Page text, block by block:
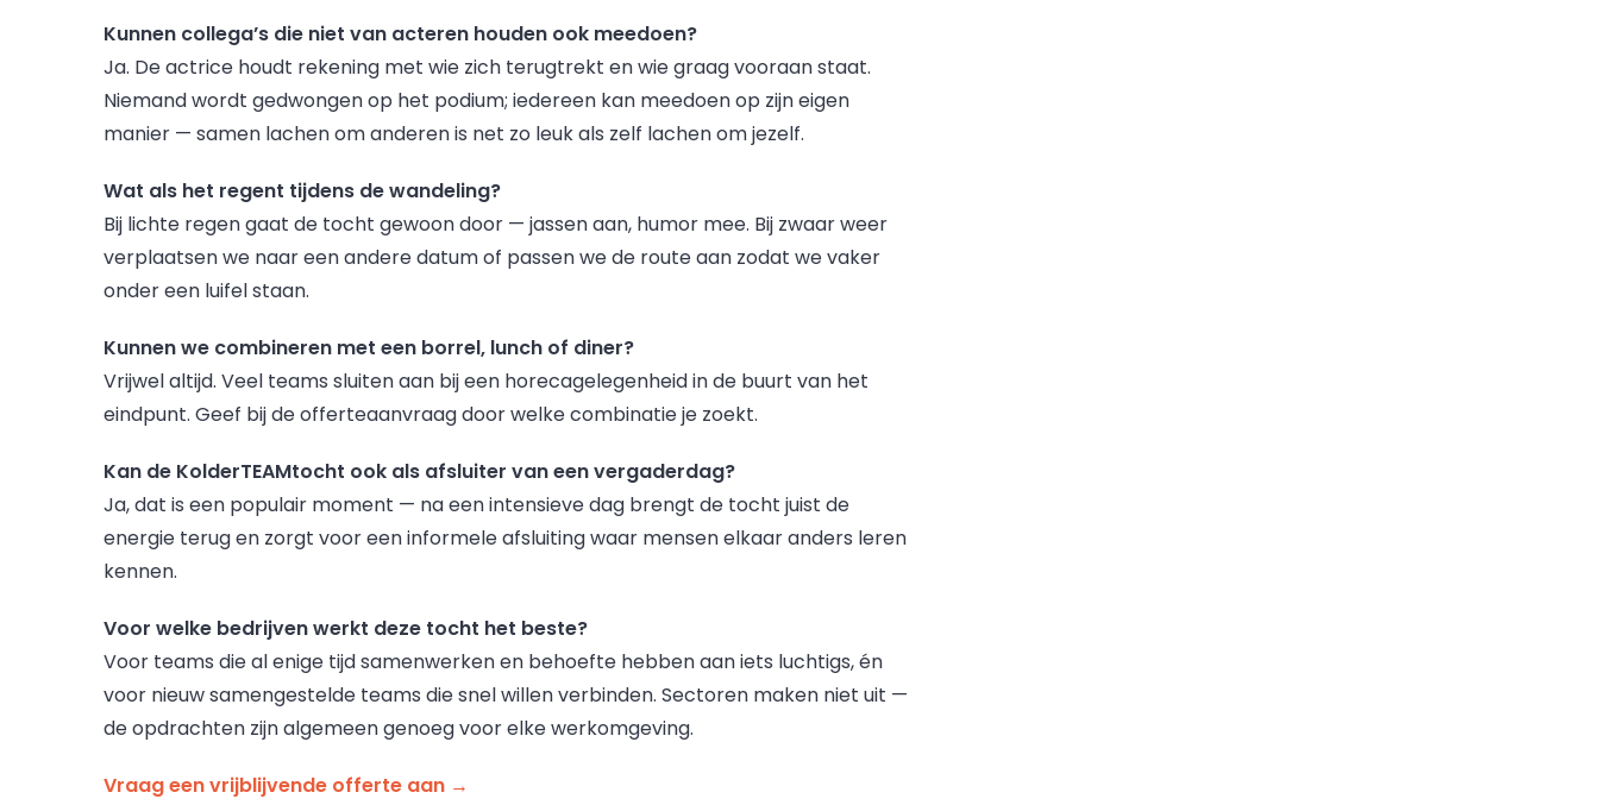
Kunnen collega’s die niet van acteren houden ook meedoen?
Ja. De actrice houdt rekening met wie zich terugtrekt en wie graag vooraan staat.
Niemand wordt gedwongen op het podium; iedereen kan meedoen op zijn eigen
manier — samen lachen om anderen is net zo leuk als zelf lachen om jezelf.
Wat als het regent tijdens de wandeling?
Bij lichte regen gaat de tocht gewoon door — jassen aan, humor mee. Bij zwaar weer
verplaatsen we naar een andere datum of passen we de route aan zodat we vaker
onder een luifel staan.
Kunnen we combineren met een borrel, lunch of diner?
Vrijwel altijd. Veel teams sluiten aan bij een horecagelegenheid in de buurt van het
eindpunt. Geef bij de offerteaanvraag door welke combinatie je zoekt.
Kan de KolderTEAMtocht ook als afsluiter van een vergaderdag?
Ja, dat is een populair moment — na een intensieve dag brengt de tocht juist de
energie terug en zorgt voor een informele afsluiting waar mensen elkaar anders leren
kennen.
Voor welke bedrijven werkt deze tocht het beste?
Voor teams die al enige tijd samenwerken en behoefte hebben aan iets luchtigs, én
voor nieuw samengestelde teams die snel willen verbinden. Sectoren maken niet uit —
de opdrachten zijn algemeen genoeg voor elke werkomgeving.
Vraag een vrijblijvende offerte aan →